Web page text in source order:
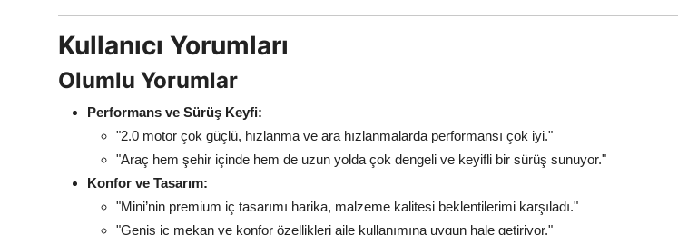
Kullanıcı Yorumları
Olumlu Yorumlar
Performans ve Sürüş Keyfi:
"2.0 motor çok güçlü, hızlanma ve ara hızlanmalarda performansı çok iyi."
"Araç hem şehir içinde hem de uzun yolda çok dengeli ve keyifli bir sürüş sunuyor."
Konfor ve Tasarım:
"Mini’nin premium iç tasarımı harika, malzeme kalitesi beklentilerimi karşıladı."
"Geniş iç mekan ve konfor özellikleri aile kullanımına uygun hale getiriyor."